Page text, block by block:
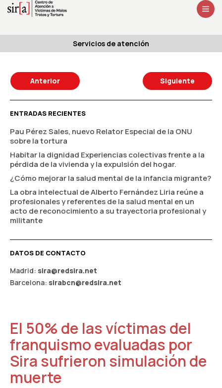
Servicios de atención
El 50% de las víctimas del
franquismo evaluadas por
Sira sufrieron simulación de
muerte
Anterior Siguiente
ENTRADAS RECIENTES
Pau Pérez Sales, nuevo Relator Especial de la ONU
sobre la tortura
Habitar la dignidad Experiencias colectivas frente a la
pérdida de la vivienda y la expulsión del hogar.
¿Cómo mejorar la salud mental de la infancia migrante?
La obra intelectual de Alberto Fernández Liria reúne a
profesionales y referentes de la salud mental en un
acto de reconocimiento a su trayectoria profesional y
militante
DATOS DE CONTACTO
Madrid: sira@redsira.net
Barcelona: sirabcn@redsira.net